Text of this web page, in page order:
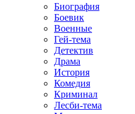
Биография
Боевик
Военные
Гей-тема
Детектив
Драма
История
Комедия
Криминал
Лесби-тема